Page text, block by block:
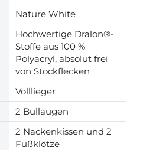
Nature White
Hochwertige Dralon®-
Stoffe aus 100 %
Polyacryl, absolut frei
von Stockflecken
Volllieger
2 Bullaugen
2 Nackenkissen und 2
Fußklötze